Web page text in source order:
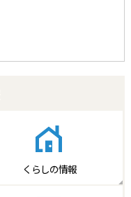
くらしの情報